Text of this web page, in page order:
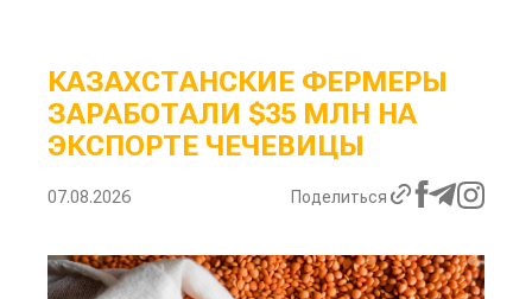
КАЗАХСТАНСКИЕ ФЕРМЕРЫ
ЗАРАБОТАЛИ $35 МЛН НА
ЭКСПОРТЕ ЧЕЧЕВИЦЫ
07.08.2026 Поделиться